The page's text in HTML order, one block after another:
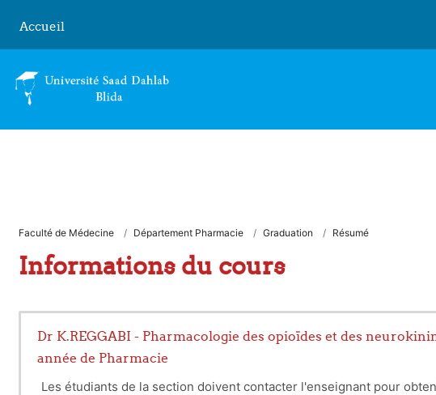
Accueil
Faculté de Médecine Département Pharmacie Graduation Résumé
Informations du cours
Dr K.REGGABI - Pharmacologie des opioïdes et des
année de Pharmacie
Les étudiants de la section doivent contacter l'enseignant pour